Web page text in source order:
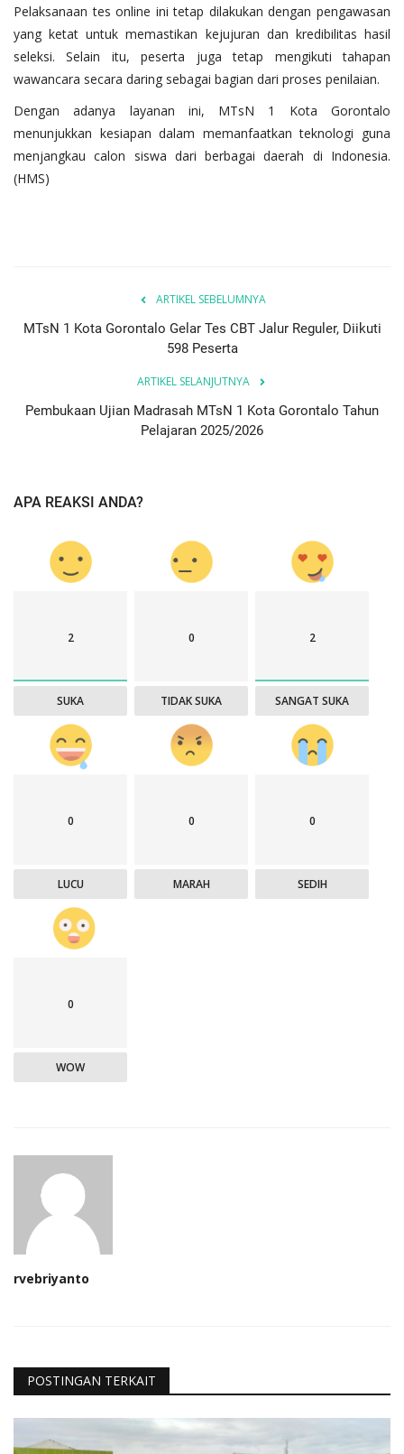
Pelaksanaan tes online ini tetap dilakukan dengan pengawasan
yang ketat untuk memastikan kejujuran dan kredibilitas hasil
seleksi. Selain itu, peserta juga tetap mengikuti tahapan
wawancara secara daring sebagai bagian dari proses penilaian.
Dengan adanya layanan ini, MTsN 1 Kota Gorontalo
menunjukkan kesiapan dalam memanfaatkan teknologi guna
menjangkau calon siswa dari berbagai daerah di Indonesia.
(HMS)
ARTIKEL SEBELUMNYA
MTsN 1 Kota Gorontalo Gelar Tes CBT Jalur Reguler, Diikuti
598 Peserta
ARTIKEL SELANJUTNYA
Pembukaan Ujian Madrasah MTsN 1 Kota Gorontalo Tahun
Pelajaran 2025/2026
APA REAKSI ANDA?
2
SUKA
0
TIDAK SUKA
2
SANGAT SUKA
0
LUCU
0
MARAH
0
SEDIH
0
WOW
rvebriyanto
POSTINGAN TERKAIT